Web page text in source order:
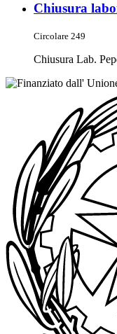
Chiusura
Circolare 249
Chiusura Lab.